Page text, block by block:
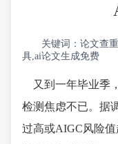
关键词：论文查
具,ai论文生成免费
又到一年毕业季
检测焦虑不已。据
过高或AIGC风险